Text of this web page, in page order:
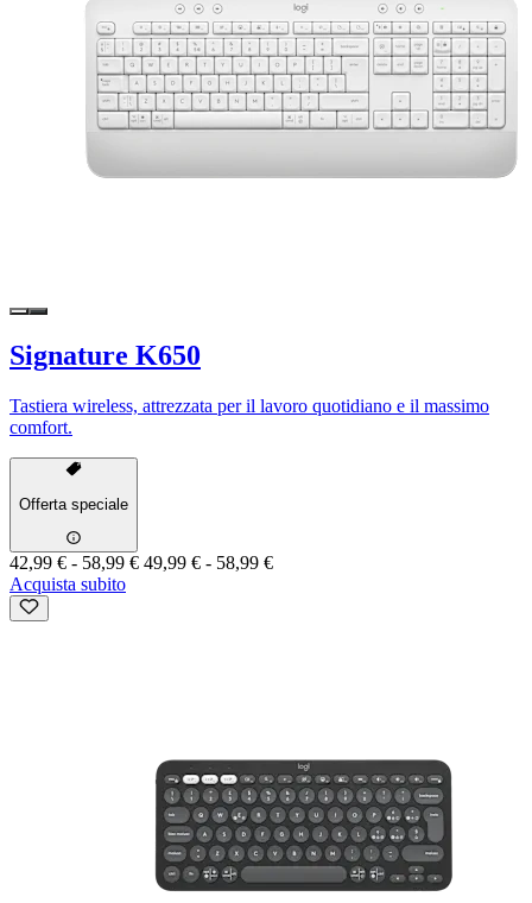
Signature K650
Tastiera wireless, attrezzata per il lavoro quotidiano e il massimo
comfort.
Offerta speciale
42,99 € - 58,99 € 49,99 € - 58,99 €
Acquista subito